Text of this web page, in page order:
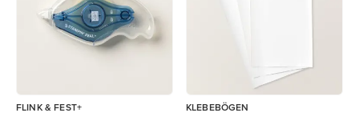
FLINK & FEST+ KLEBEBÖGEN